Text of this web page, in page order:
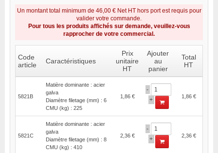
Un montant total minimum de 46,00 € Net HT hors port est requis pour
valider votre commande.
Pour tous les produits affichés sur demande, veuillez-vous
rapprocher de votre commercial.
Code
article
Caractéristiques
Prix
unitaire
HT
Ajouter
au
panier
Total
HT
5821B
Matière dominante : acier
galva
Diamètre filetage (mm) : 6
CMU (kg) : 225
1,86 €
-
+
1,86 €
5821C
Matière dominante : acier
galva
Diamètre filetage (mm) : 8
CMU (kg) : 410
2,36 €
-
+
2,36 €